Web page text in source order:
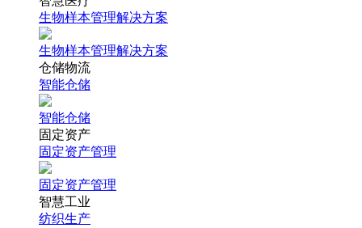
生物样本管理解决方案
生物样本管理解决方案
仓储物流
智能仓储
智能仓储
固定资产
固定资产管理
固定资产管理
智慧工业
纺织生产